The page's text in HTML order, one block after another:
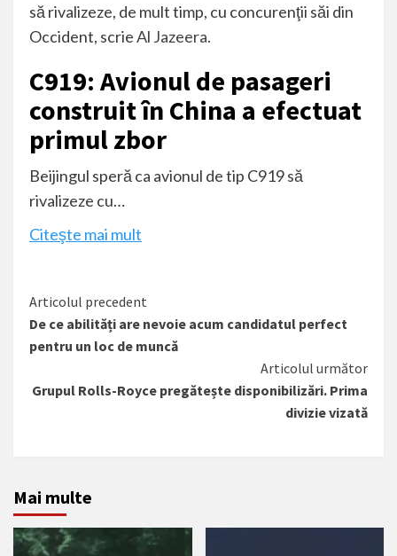
să rivalizeze, de mult timp, cu concurenţii săi din
Occident, scrieAl Jazeera.
C919: Avionul de pasageri
construit în China a efectuat
primul zbor
Beijingul speră ca avionul de tip C919 să
rivalizeze cu…
Citeşte mai mult
Citește
mai
mult
Articolul precedent
De ce abilități are nevoie acum candidatul perfect
pentru un loc de muncă
Articolul următor
Grupul Rolls-Royce pregătește disponibilizări. Prima
divizie vizată
Mai multe